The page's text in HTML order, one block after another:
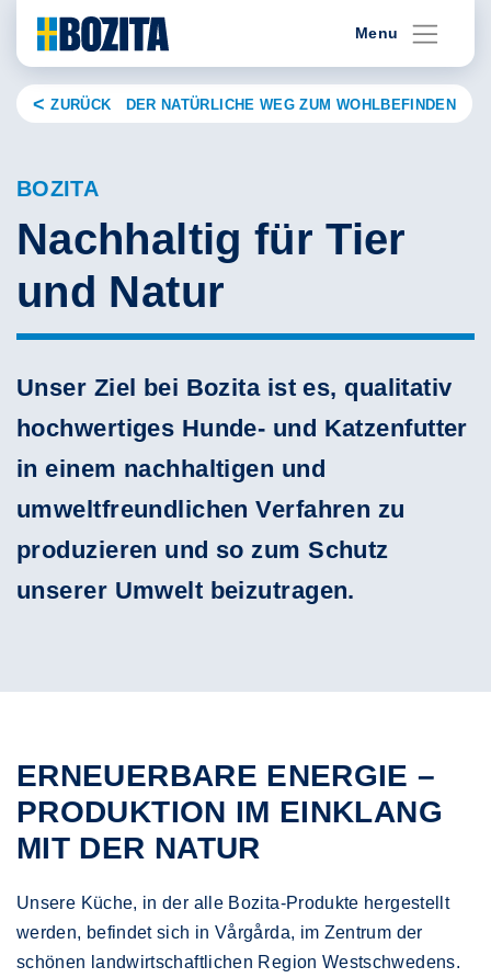
content
Menu
ZURÜCK DER NATÜRLICHE WEG ZUM WOHLBEFINDEN
BOZITA
Nachhaltig für Tier
und Natur
Unser Ziel bei Bozita ist es, qualitativ
hochwertiges Hunde- und Katzenfutter
in einem nachhaltigen und
umweltfreundlichen Verfahren zu
produzieren und so zum Schutz
unserer Umwelt beizutragen.
ERNEUERBARE ENERGIE –
PRODUKTION IM EINKLANG
MIT DER NATUR
Unsere Küche, in der alle Bozita-Produkte hergestellt
werden, befindet sich in Vårgårda, im Zentrum der
schönen landwirtschaftlichen Region Westschwedens.